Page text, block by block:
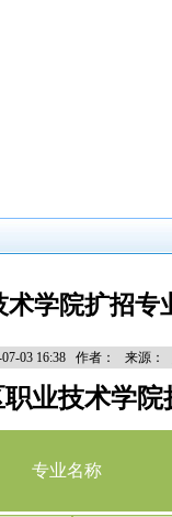
术学院扩招专
07-03 16:38 作者： 来源：
业技术学院
专业名称